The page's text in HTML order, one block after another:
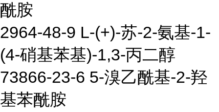
酰胺
2964-48-9 L-(+)-苏-2-氨基-1-
(4-硝基苯基)-1,3-丙二醇
73866-23-6 5-溴乙酰基-2-羟
基苯酰胺